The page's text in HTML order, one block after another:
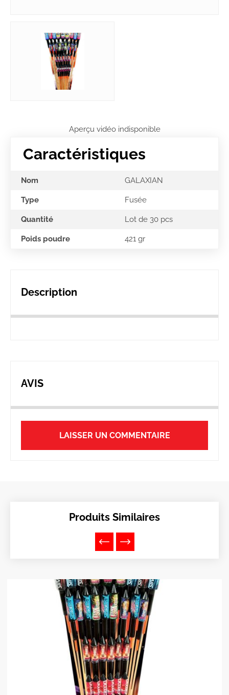
Aperçu vidéo indisponible
Caractéristiques
Nom GALAXIAN
Type Fusée
Quantité Lot de 30 pcs
Poids poudre 421 gr
Description
AVIS
LAISSER UN COMMENTAIRE
Produits Similaires